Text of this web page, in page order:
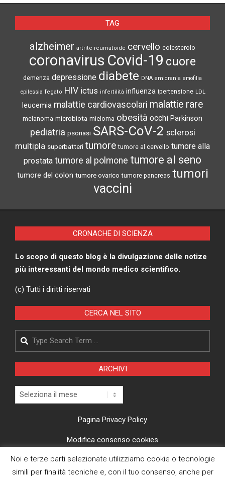
TAG
alzheimer artrite reumatoide cervello colesterolo
coronavirus Covid-19 cuore
demenza depressione diabete DNA emicrania emofilia
epilessia fegato HIV ictus infertilità influenza ipertensione LDL
leucemia malattie cardiovascolari malattie rare
melanoma microbiota mieloma obesità occhi Parkinson
pediatria psoriasi SARS-CoV-2 sclerosi
multipla superbatteri tumore tumore al cervello tumore alla
prostata tumore al polmone tumore al seno
tumore del colon tumore ovarico tumore pancreas tumori
vaccini
CRONACHE DI SCIENZA
Lo scopo di questo blog è la divulgazione delle notize
più interessanti del mondo medico scientifico.
(c) Tutti i diritti riservati
CERCA NEL SITO
Search
ARCHIVI
Archivi
Pagina Privacy Policy
Modifica consenso cookies
CI TROVI ANCHE SU
Noi e terze parti selezionate utilizziamo cookie o tecnologie
simili per finalità tecniche e, con il tuo consenso, anche per